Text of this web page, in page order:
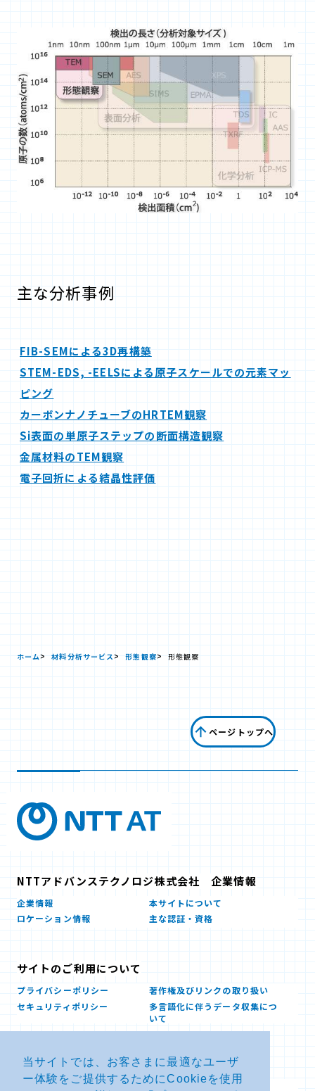
当サイトでは、お客さまに最適なユーザ
ー体験をご提供するためにCookieを使用
主な分析事例
FIB-SEMによる3D再構築
STEM-EDS, -EELSによる原子スケールでの元素マッ
ピング
カーボンナノチューブのHRTEM観察
Si表面の単原子ステップの断面構造観察
金属材料のTEM観察
電子回折による結晶性評価
ホーム 材料分析サービス 形態観察 形態観察
ページトップへ
NTTアドバンステクノロジ株式会社 企業情報
企業情報
本サイトについて
ロケーション情報
主な認証・資格
サイトのご利用について
プライバシーポリシー
著作権及びリンクの取り扱い
セキュリティポリシー
多言語化に伴うデータ収集につ
いて
お問い合せ
よくあるお問い合わせFAQ SDSダウンロード